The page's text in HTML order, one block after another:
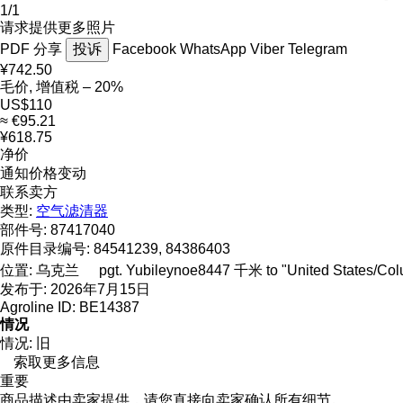
1/1
请求提供更多照片
PDF 分享 投诉 Facebook WhatsApp Viber Telegram
¥742.50
毛价, 增值税 – 20%
US$110
≈ €95.21
¥618.75
净价
通知价格变动
联系卖方
类型: 空气滤清器
部件号: 87417040
原件目录编号: 84541239, 84386403
位置: 乌克兰 pgt. Yubileynoe8447 千米 to "United States/
发布于: 2026年7月15日
Agroline ID: BE14387
情况
情况:
旧
索取更多信息
重要
商品描述由卖家提供，请您直接向卖家确认所有细节。